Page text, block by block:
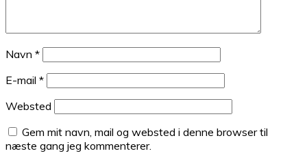
Navn *
E-mail *
Websted
Gem mit navn, mail og websted i denne browser til
næste gang jeg kommenterer.